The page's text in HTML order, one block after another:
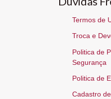
Termos de
Troca e
Politica de
Segurança
Politica de
Cadastro